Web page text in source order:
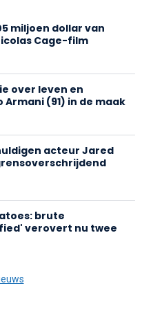
miljoen dollar van
Cage-film
over leven en
(91) in de maak
acteur Jared
brute
verovert nu twee